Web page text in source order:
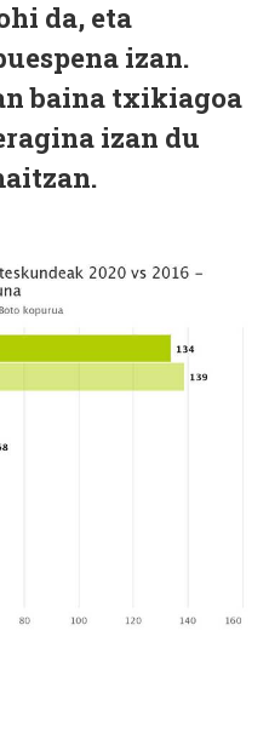
da, eta
izan.
baina txikiagoa
izan du